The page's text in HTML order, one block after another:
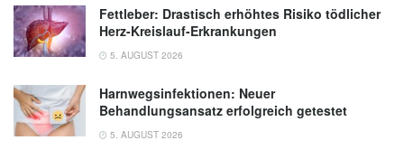
Fettleber: Drastisch erhöhtes Risiko tödlicher
Herz-Kreislauf-Erkrankungen
5. AUGUST 2026
Harnwegsinfektionen: Neuer
Behandlungsansatz erfolgreich getestet
5. AUGUST 2026